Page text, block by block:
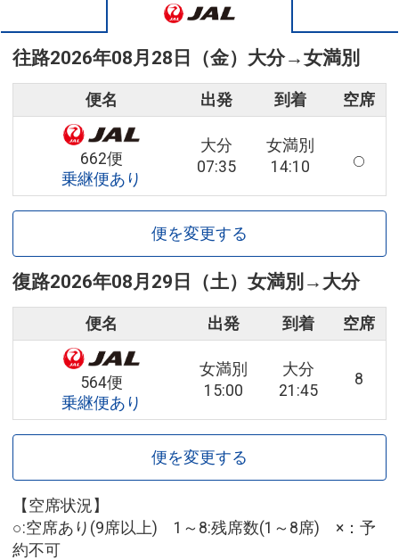
往路2026年08月28日（金） 大分→女満別
便名 出発 到着 空席
662便
乗継便あり
大分
07:35
女満別
14:10
便を変更する
復路2026年08月29日（土） 女満別 → 大分
便名 出発 到着 空席
564便
乗継便あり
女満別
15:00
大分
21:45
8
便を変更する
【空席状況】
○:空席あり(9席以上) 1～8:残席数(1～8席) ×：予
約不可